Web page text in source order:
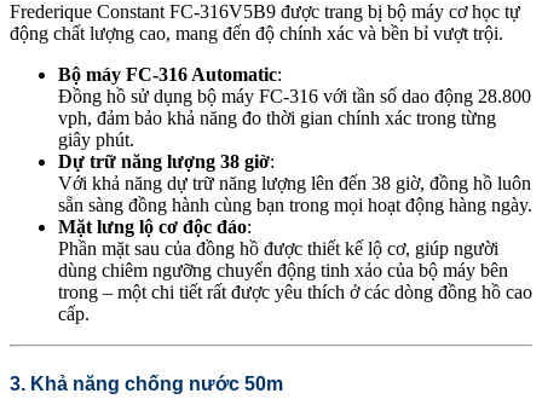
Frederique Constant FC-316V5B9 được trang bị bộ máy cơ học tự
động chất lượng cao, mang đến độ chính xác và bền bỉ vượt trội.
Bộ máy FC-316 Automatic:
Đồng hồ sử dụng bộ máy FC-316 với tần số dao động 28.800
vph, đảm bảo khả năng đo thời gian chính xác trong từng
giây phút.
Dự trữ năng lượng 38 giờ:
Với khả năng dự trữ năng lượng lên đến 38 giờ, đồng hồ luôn
sẵn sàng đồng hành cùng bạn trong mọi hoạt động hàng ngày.
Mặt lưng lộ cơ độc đáo:
Phần mặt sau của đồng hồ được thiết kế lộ cơ, giúp người
dùng chiêm ngưỡng chuyển động tinh xảo của bộ máy bên
trong – một chi tiết rất được yêu thích ở các dòng đồng hồ cao
cấp.
3. Khả năng chống nước 50m